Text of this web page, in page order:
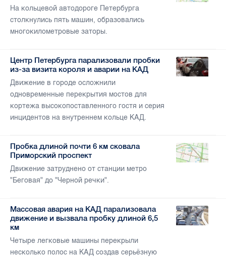
На кольцевой автодороге Петербурга
столкнулись пять машин, образовались
многокилометровые заторы.
Центр Петербурга парализовали пробки
из-за визита короля и аварии на КАД
Движение в городе осложнили
одновременные перекрытия мостов для
кортежа высокопоставленного гостя и серия
инцидентов на внутреннем кольце КАД.
Пробка длиной почти 6 км сковала
Приморский проспект
Движение затруднено от станции метро
"Беговая" до "Черной речки".
Массовая авария на КАД парализовала
движение и вызвала пробку длиной 6,5
км
Четыре легковые машины перекрыли
несколько полос на КАД создав серьёзную